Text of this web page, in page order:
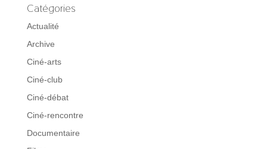
Catégories
Actualité
Archive
Ciné-arts
Ciné-club
Ciné-débat
Ciné-rencontre
Documentaire